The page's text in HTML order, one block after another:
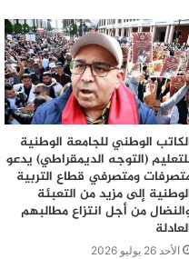
الوطني للجامعة الوطنية
(التوجه الديمقراطي) يدعو
ومتصرفي قطاع التربية
إلى مزيد من التعبئة
من أجل انتزاع مطالبهم
الأحد 26 يوليو 2026